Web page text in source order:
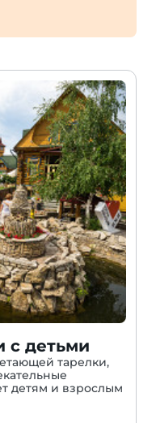
с детьми
тарелки,
детям и взрослым